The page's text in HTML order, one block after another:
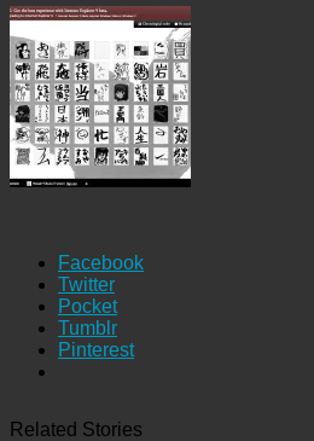
Facebook
Twitter
Pocket
Tumblr
Pinterest
Related Stories